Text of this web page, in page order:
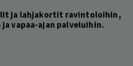
ja lahjakortit ravintoloihin,
vapaa-ajan palveluihin.